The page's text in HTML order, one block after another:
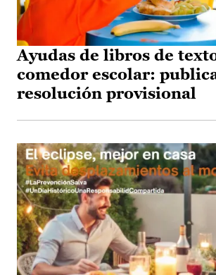
Ayudas de libros de
comedor escolar:
resolución provisional